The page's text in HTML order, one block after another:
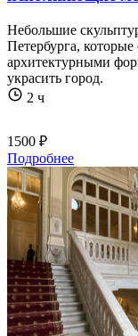
Небольшие
Петербурга,
архитектурными
украсить город.
2 ч
1500 ₽
Подробнее